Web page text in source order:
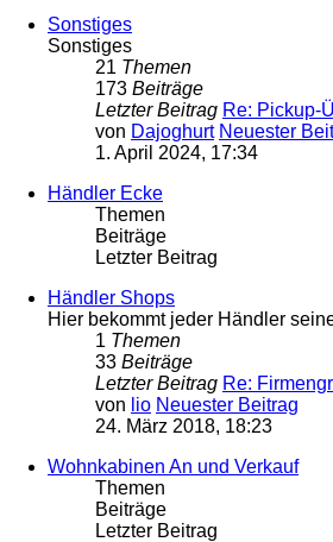
Sonstiges
Sonstiges
21 Themen
173 Beiträge
Letzter Beitrag Re: Pickup-
von Dajoghurt Neuester
1. April 2024, 17:34
Händler Ecke
Themen
Beiträge
Letzter Beitrag
Händler Shops
Hier bekommt jeder Händler
1 Themen
33 Beiträge
Letzter Beitrag Re:
von lio Neuester Beitrag
24. März 2018, 18:23
Wohnkabinen An und Verkauf
Themen
Beiträge
Letzter Beitrag